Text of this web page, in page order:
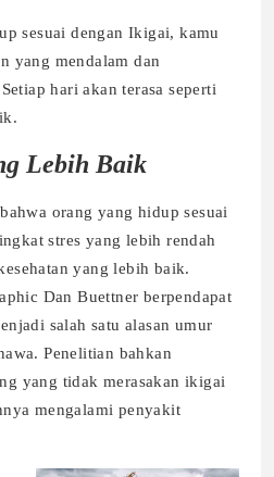
sesuai dengan Ikigai, kamu
yang mendalam dan
hari akan terasa seperti
Lebih Baik
orang yang hidup sesuai
stres yang lebih rendah
yang lebih baik.
Dan Buettner berpendapat
salah satu alasan umur
Penelitian bahkan
yang tidak merasakan ikigai
mengalami penyakit